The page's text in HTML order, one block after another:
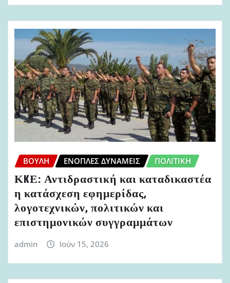
ΒΟΥΛΉ ΈΝΟΠΛΕΣ ΔΥΝΆΜΕΙΣ ΠΟΛΙΤΙΚΉ
ΚKΕ: Αντιδραστική και καταδικαστέα
η κατάσχεση εφημερίδας,
λογοτεχνικών, πολιτικών και
επιστημονικών συγγραμμάτων
admin Ιούν 15, 2026